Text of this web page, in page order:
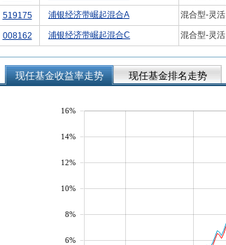
519175 浦银经济带崛起混合A 混合型-灵活
008162 浦银经济带崛起混合C 混合型-灵活
现任基金收益率走势 现任基金排名走势
6%
8%
10%
12%
14%
16%